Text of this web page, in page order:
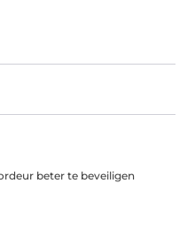
beter te beveiligen